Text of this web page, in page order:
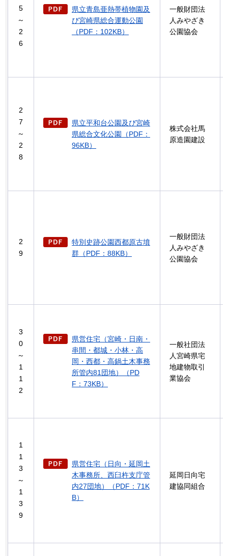
5
～
2
6
県立青島亜熱帯植物園及
び宮崎県総合運動公園
（PDF：102KB）
一般財団法
人みやざき
公園協会
2
7
～
2
8
県立平和台公園及び宮崎
県総合文化公園（PDF：
96KB）
株式会社馬
原造園建設
2
9
特別史跡公園西都原古墳
群（PDF：88KB）
一般財団法
人みやざき
公園協会
3
0
～
1
1
2
県営住宅（宮崎・日南・
串間・都城・小林・高
岡・西都・高鍋土木事務
所管内81団地）（PD
F：73KB）
一般社団法
人宮崎県宅
地建物取引
業協会
1
1
3
～
1
3
9
県営住宅（日向・延岡土
木事務所、西臼杵支庁管
内27団地）（PDF：71K
B）
延岡日向宅
建協同組合